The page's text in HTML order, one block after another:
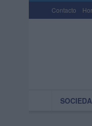
Contacto